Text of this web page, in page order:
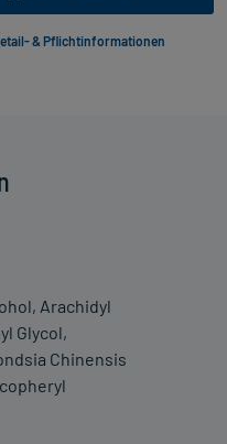
Arachidyl
Glycol,
Chinensis
& Pflichtinformationen